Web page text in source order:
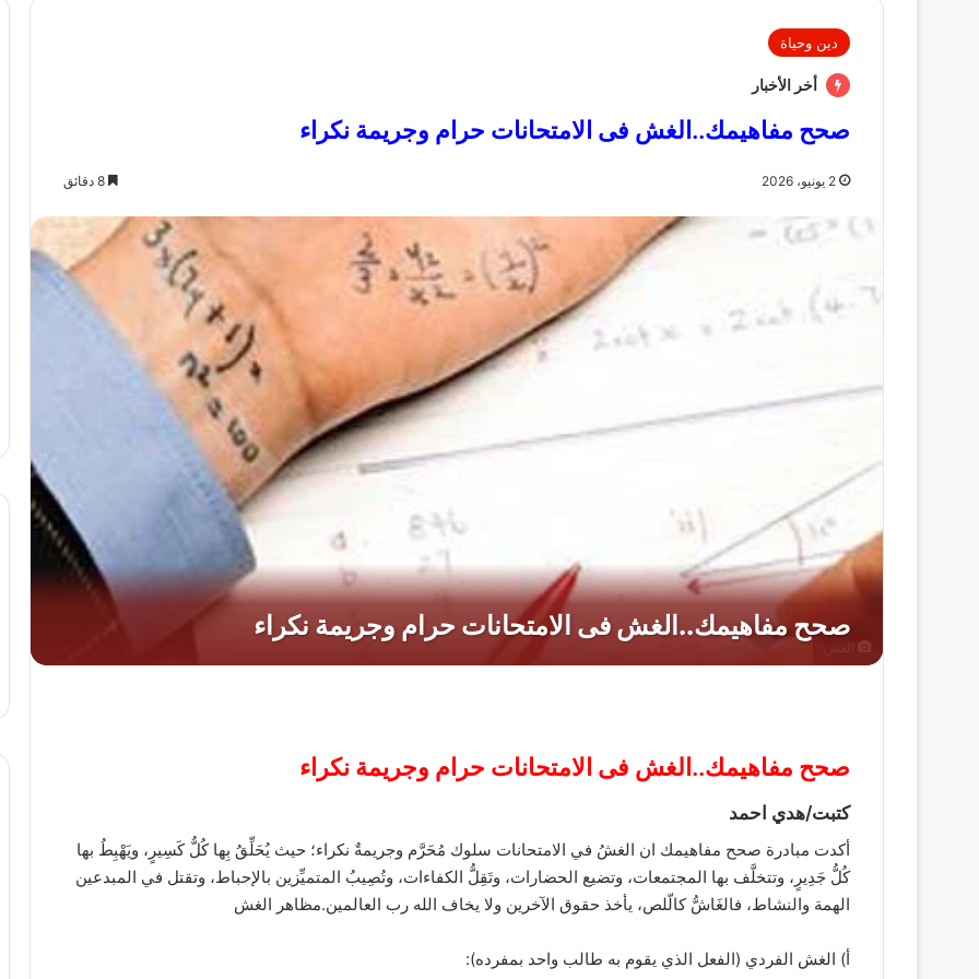
دين وحياة
أخر الأخبار
صحح مفاهيمك..الغش فى الامتحانات حرام وجريمة نكراء
2 يونيو، 2026
الغش
صحح مفاهيمك..الغش فى الامتحانات حرام وجريمة نكراء
كتبت/هدي احمد
أكدت مبادرة صحح مفاهيمك ان الغشُ في الامتحانات سلوك مُحَرَّم وجريمةٌ نكراء؛ حيث يُحَلِّقُ بِها كُلُّ كَسِيرٍ، ويَهْبِطُ بها
كُلُّ جَدِيرٍ، وتتخلَّف بها المجتمعات، وتضيع الحضارات، وتَقِلُّ الكفاءات، وتُصِيبُ المتميِّزين بالإحباط، وتقتل في المبدعين
الهمة والنشاط، فالغَاشُّ كالّلص، يأخذ حقوق الآخرين ولا يخاف الله رب العالمين.مظاهر الغش
أ‌) الغش الفردي (الفعل الذي يقوم به طالب واحد بمفرده):